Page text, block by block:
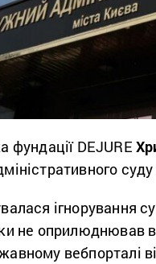
фундації DEJURE
ігнорування
не оприлюднював
вебпорталі